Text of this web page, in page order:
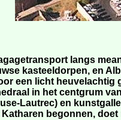
langs
kasteeldorpen, en
een licht heuvelachtig
in het centgrum
Lautrec) en
begonnen,